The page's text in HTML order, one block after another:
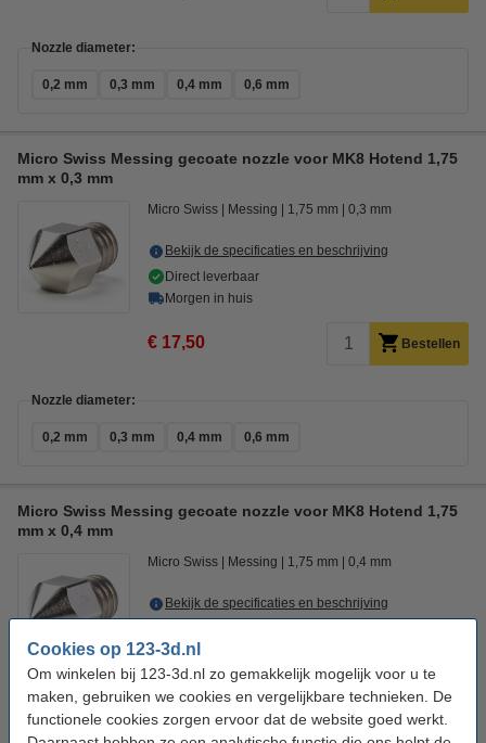
Cookies op 123-3d.nl
Om winkelen bij 123-3d.nl zo gemakkelijk mogelijk voor u te
maken, gebruiken we cookies en vergelijkbare technieken. De
functionele cookies zorgen ervoor dat de website goed werkt.
Nozzle diameter:
0,2 mm 0,3 mm 0,4 mm 0,6 mm
Micro Swiss Messing gecoate nozzle voor MK8 Hotend 1,75
mm x 0,3 mm
Micro Swiss Messing 1,75 mm 0,3 mm
Bekijk de specificaties en beschrijving
Direct leverbaar
Morgen in huis
€ 17,50 Bestellen
Nozzle diameter:
0,2 mm 0,3 mm 0,4 mm 0,6 mm
Micro Swiss Messing gecoate nozzle voor MK8 Hotend 1,75
mm x 0,4 mm
Micro Swiss Messing 1,75 mm 0,4 mm
Bekijk de specificaties en beschrijving
Morgen in huis
€ 17,50 Bestellen